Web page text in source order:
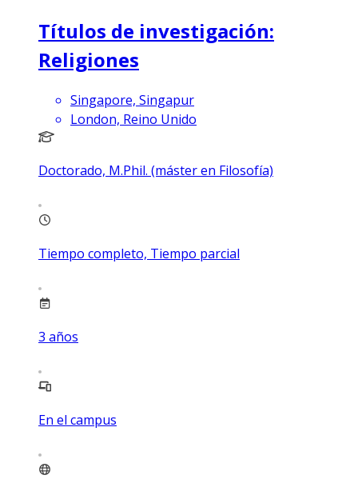
Títulos de investigación:
Religiones
Singapore, Singapur
London, Reino Unido
Doctorado, M.Phil. (máster en Filosofía)
Tiempo completo, Tiempo parcial
3 años
En el campus